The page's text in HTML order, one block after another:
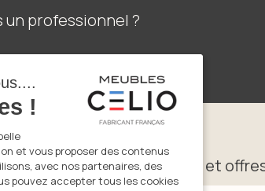
un professionnel ?
tendances, innovations et